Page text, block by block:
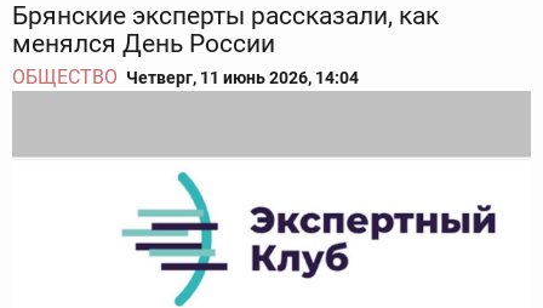
Брянские эксперты рассказали, как
менялся День России
ОБЩЕСТВО Четверг, 11 июнь 2026, 14:04